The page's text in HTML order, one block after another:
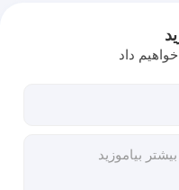
داد